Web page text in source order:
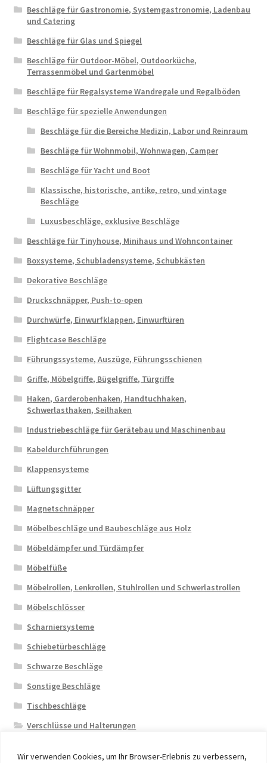
Wir verwenden Cookies, um Ihr Browser-Erlebnis zu verbessern,
Beschläge für Gastronomie, Systemgastronomie, Ladenbau
und Catering
Beschläge für Glas und Spiegel
Beschläge für Outdoor-Möbel, Outdoorküche,
Terrassenmöbel und Gartenmöbel
Beschläge für Regalsysteme Wandregale und Regalböden
Beschläge für spezielle Anwendungen
Beschläge für die Bereiche Medizin, Labor und Reinraum
Beschläge für Wohnmobil, Wohnwagen, Camper
Beschläge für Yacht und Boot
Klassische, historische, antike, retro, und vintage
Beschläge
Luxusbeschläge, exklusive Beschläge
Beschläge für Tinyhouse, Minihaus und Wohncontainer
Boxsysteme, Schubladensysteme, Schubkästen
Dekorative Beschläge
Druckschnäpper, Push-to-open
Durchwürfe, Einwurfklappen, Einwurftüren
Flightcase Beschläge
Führungssysteme, Auszüge, Führungsschienen
Griffe, Möbelgriffe, Bügelgriffe, Türgriffe
Haken, Garderobenhaken, Handtuchhaken,
Schwerlasthaken, Seilhaken
Industriebeschläge für Gerätebau und Maschinenbau
Kabeldurchführungen
Klappensysteme
Lüftungsgitter
Magnetschnäpper
Möbelbeschläge und Baubeschläge aus Holz
Möbeldämpfer und Türdämpfer
Möbelfüße
Möbelrollen, Lenkrollen, Stuhlrollen und Schwerlastrollen
Möbelschlösser
Scharniersysteme
Schiebetürbeschläge
Schwarze Beschläge
Sonstige Beschläge
Tischbeschläge
Verschlüsse und Halterungen